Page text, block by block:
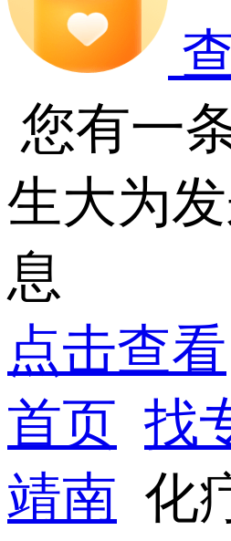
您有一
生大为
息
点击查看
首页 找
靖南 化